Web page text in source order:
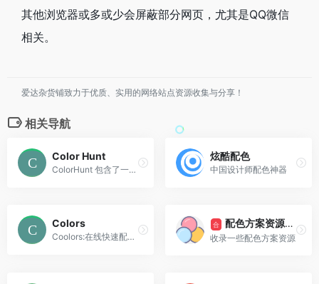
其他浏览器或多或少会屏蔽部分网页，尤其是QQ微信
相关。
爱达杂货铺致力于优质、实用的网络站点资源收集与分享！
相关导航
Color Hunt
ColorHunt 包含了一系列漂亮炫酷的色彩组合，网站会每天更新配色方案，并且根据浏览数排列出最漂亮的配色方案。
炫酷配色
中国设计师配色神器
Colors
Coolors:在线快速配色生成工具是一个可以让你简单、快速的选色生成工具，为你找出配色的灵感，该网站是超快速为你生成配色，每次会为你挑选由五种颜色组合而成的调色盘，并显示颜色的代码，使用者可以快速选取使用，或是锁定其中的几种颜色。
合 配色方案资源索引
收录一些配色方案资源